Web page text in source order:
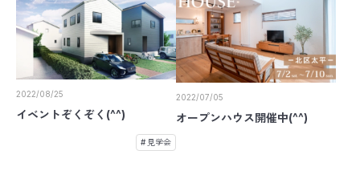
2022/08/25
イベントぞくぞく(^^)
見学会
2022/07/05
オープンハウス開催中(^^)